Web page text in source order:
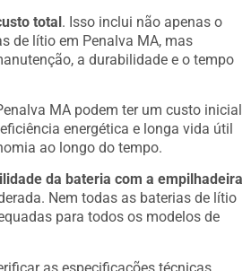
total. Isso inclui não apenas o
de lítio em Penalva MA, mas
a durabilidade e o tempo
MA podem ter um custo inicial
energética e longa vida útil
ao longo do tempo.
da bateria com a empilhadeira
Nem todas as baterias de lítio
para todos os modelos de